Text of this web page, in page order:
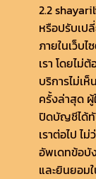
2.2
หรือปรับเป
ภายในเว็บ
เรา โดยไม่
บริการไม่เ
ครั้งล่าสุด ผู้
ปิดบัญชีได้ทั
เราต่อไป ไ
อัพเดทข้อบั
และยินยอม